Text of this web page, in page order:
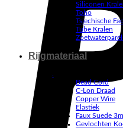
Siliconen
Toho
Tsjechische
Tube Kralen
Rijgmateriaal
.
Bead Cord
C-Lon Draad
Copper Wire
Elastiek
Faux Suede
Gevlochten